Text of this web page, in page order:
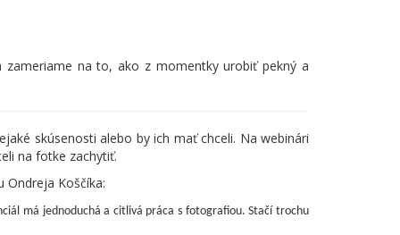
na to, ako z momentky urobiť pekný a
skúsenosti alebo by ich mať chceli. Na webinári
na fotke zachytiť.
Koščíka:
má jednoduchá a citlivá práca s fotografiou. Stačí trochu